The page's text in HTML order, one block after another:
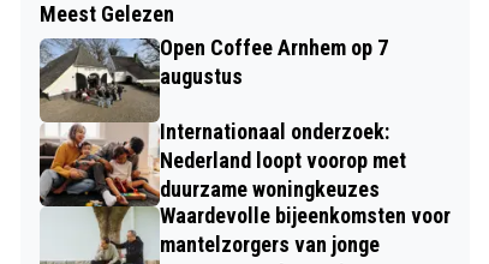
Meest Gelezen
Open Coffee Arnhem op 7
augustus
Internationaal onderzoek:
Nederland loopt voorop met
duurzame woningkeuzes
Waardevolle bijeenkomsten voor
mantelzorgers van jonge